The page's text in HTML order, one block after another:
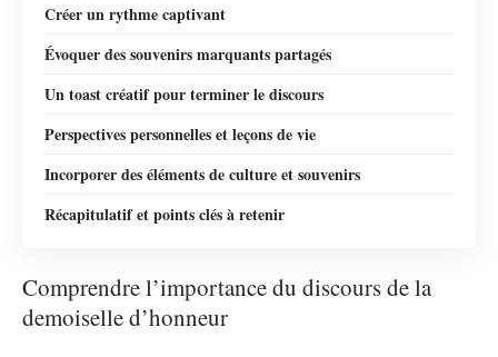
Créer un rythme captivant
Évoquer des souvenirs marquants partagés
Un toast créatif pour terminer le discours
Perspectives personnelles et leçons de vie
Incorporer des éléments de culture et souvenirs
Récapitulatif et points clés à retenir
Comprendre l’importance du discours de la
demoiselle d’honneur